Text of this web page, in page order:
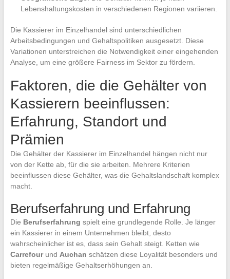
Lebenshaltungskosten in verschiedenen Regionen variieren.
Die Kassierer im Einzelhandel sind unterschiedlichen
Arbeitsbedingungen und Gehaltspolitiken ausgesetzt. Diese
Variationen unterstreichen die Notwendigkeit einer eingehenden
Analyse, um eine größere Fairness im Sektor zu fördern.
Faktoren, die die Gehälter von
Kassierern beeinflussen:
Erfahrung, Standort und
Prämien
Die Gehälter der Kassierer im Einzelhandel hängen nicht nur
von der Kette ab, für die sie arbeiten. Mehrere Kriterien
beeinflussen diese Gehälter, was die Gehaltslandschaft komplex
macht.
Berufserfahrung und Erfahrung
Die Berufserfahrung spielt eine grundlegende Rolle. Je länger
ein Kassierer in einem Unternehmen bleibt, desto
wahrscheinlicher ist es, dass sein Gehalt steigt. Ketten wie
Carrefourund Auchan schätzen diese Loyalität besonders und
bieten regelmäßige Gehaltserhöhungen an.